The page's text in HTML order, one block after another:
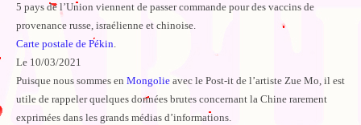
5 pays de l’Union viennent de passer commande pour des vaccins de
provenance russe, israélienne et chinoise.
Carte postale de Pékin.
Le 10/03/2021
Puisque nous sommes en Mongolie avec le Post-it de l’artiste Zue Mo, il est
utile de rappeler quelques données brutes concernant la Chine rarement
exprimées dans les grands médias d’informations.